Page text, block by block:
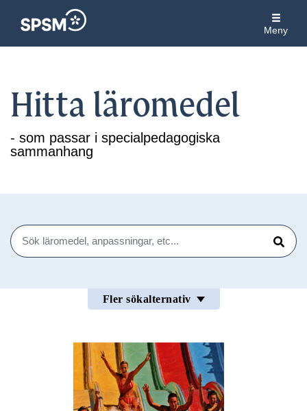
Meny
Hitta läromedel
- som passar i specialpedagogiska
sammanhang
Sök
Sök
Fler sökalternativ